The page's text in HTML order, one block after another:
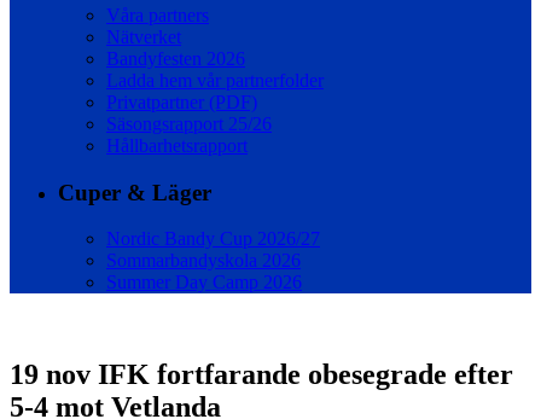
Våra partners
Nätverket
Bandyfesten 2026
Ladda hem vår partnerfolder
Privatpartner (PDF)
Säsongsrapport 25/26
Hållbarhetsrapport
Cuper & Läger
Nordic Bandy Cup 2026/27
Sommarbandyskola 2026
Summer Day Camp 2026
19 nov IFK fortfarande obesegrade efter
5-4 mot Vetlanda